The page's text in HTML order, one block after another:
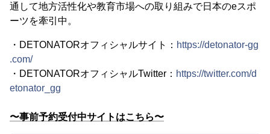
通して地方活性化や教育市場への取り組みで日本のeスポ
ーツを牽引中。
・DETONATORオフィシャルサイト： https://detonator-gg
.com/
・DETONATORオフィシャルTwitter： https://twitter.com/d
etonator_gg
〜事前予約受付中サイトはこちら〜